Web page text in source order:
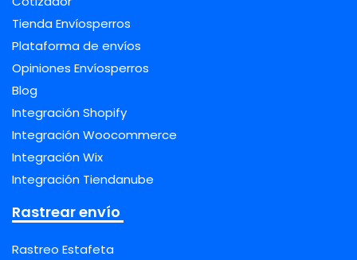
Tienda Envíosperros
Plataforma de envíos
Opiniones Envíosperros
Blog
Integración Shopify
Integración Woocommerce
Integración Wix
Integración Tiendanube
Rastrear envío
Rastreo Estafeta